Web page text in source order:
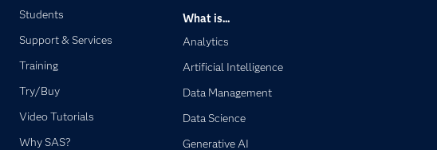
Students
Support & Services
Training
Try/Buy
Video Tutorials
Why SAS?
What is...
Analytics
Artificial Intelligence
Data Management
Data Science
Generative AI